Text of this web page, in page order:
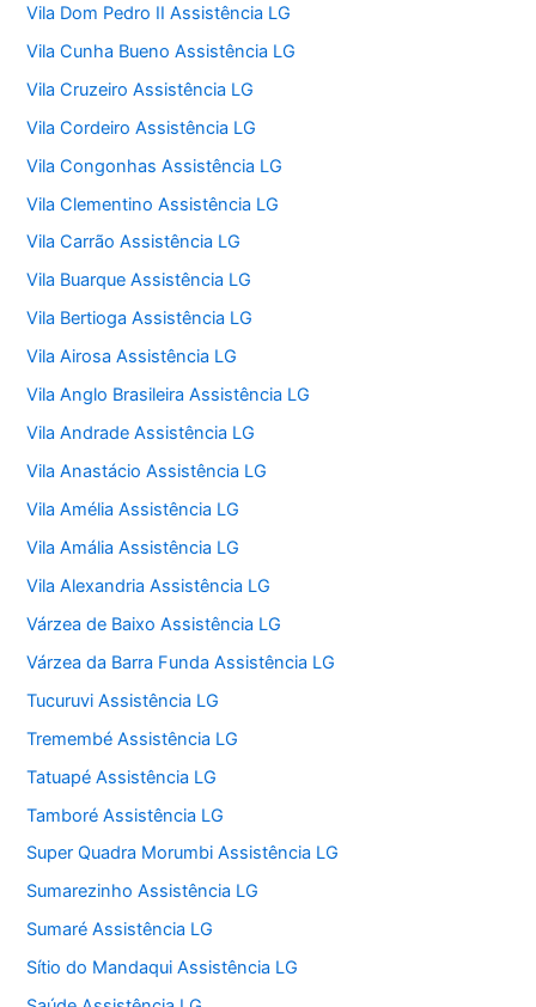
Vila Dom Pedro II Assistência LG
Vila Cunha Bueno Assistência LG
Vila Cruzeiro Assistência LG
Vila Cordeiro Assistência LG
Vila Congonhas Assistência LG
Vila Clementino Assistência LG
Vila Carrão Assistência LG
Vila Buarque Assistência LG
Vila Bertioga Assistência LG
Vila Airosa Assistência LG
Vila Anglo Brasileira Assistência LG
Vila Andrade Assistência LG
Vila Anastácio Assistência LG
Vila Amélia Assistência LG
Vila Amália Assistência LG
Vila Alexandria Assistência LG
Várzea de Baixo Assistência LG
Várzea da Barra Funda Assistência LG
Tucuruvi Assistência LG
Tremembé Assistência LG
Tatuapé Assistência LG
Tamboré Assistência LG
Super Quadra Morumbi Assistência LG
Sumarezinho Assistência LG
Sumaré Assistência LG
Sítio do Mandaqui Assistência LG